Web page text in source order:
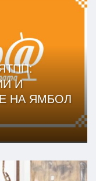
И
НА ЯМБОЛ